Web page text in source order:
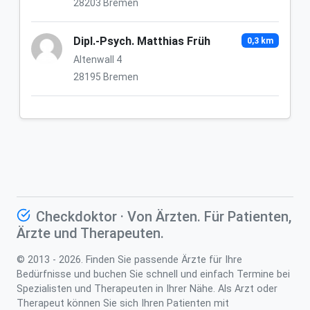
28203 Bremen
Dipl.-Psych. Matthias Früh
Altenwall 4
28195 Bremen
0,3 km
Checkdoktor · Von Ärzten. Für Patienten,
Ärzte und Therapeuten.
© 2013 - 2026. Finden Sie passende Ärzte für Ihre
Bedürfnisse und buchen Sie schnell und einfach Termine bei
Spezialisten und Therapeuten in Ihrer Nähe. Als Arzt oder
Therapeut können Sie sich Ihren Patienten mit